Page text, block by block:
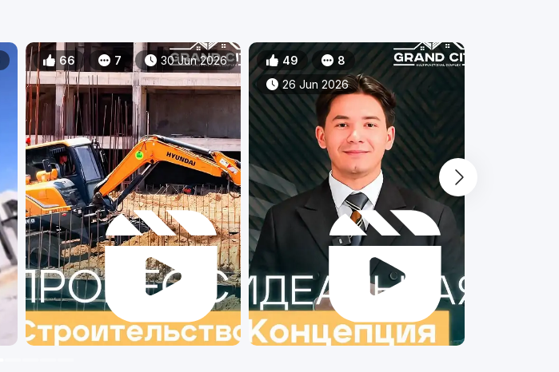
66 7 30 Jun 2026 49
8
26 Jun 2026